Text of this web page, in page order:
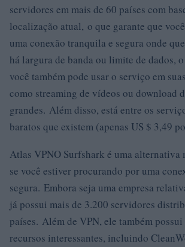
servidores em mais de 60 países com
localização atual, o que garante que
uma conexão tranquila e segura onde
há largura de banda ou limite de dados,
você também pode usar o serviço em
como streaming de vídeos ou download
grandes. Além disso, está entre os
baratos que existem (apenas US $ 3,49
Atlas VPNO Surfshark é uma alternativa
se você estiver procurando por uma
segura. Embora seja uma empresa
já possui mais de 3.200 servidores
países. Além de VPN, ele também
recursos interessantes, incluindo